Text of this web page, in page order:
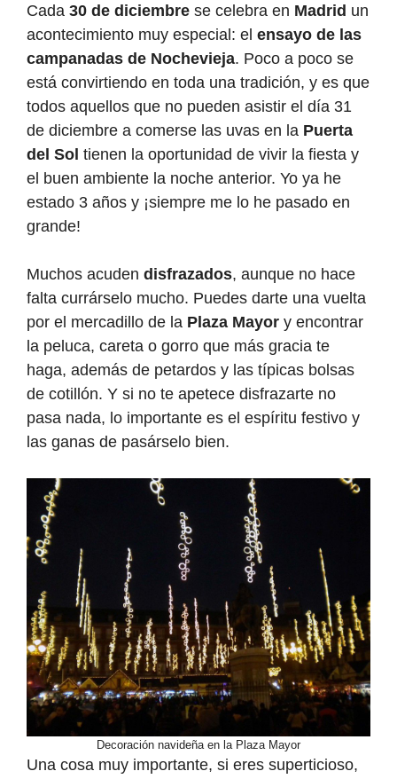
Cada 30 de diciembre se celebra en Madrid un
acontecimiento muy especial: el ensayo de las
campanadas de Nochevieja. Poco a poco se
está convirtiendo en toda una tradición, y es que
todos aquellos que no pueden asistir el día 31
de diciembre a comerse las uvas en la Puerta
del Sol tienen la oportunidad de vivir la fiesta y
el buen ambiente la noche anterior. Yo ya he
estado 3 años y ¡siempre me lo he pasado en
grande!
Muchos acuden disfrazados, aunque no hace
falta currárselo mucho. Puedes darte una vuelta
por el mercadillo de la Plaza Mayor y encontrar
la peluca, careta o gorro que más gracia te
haga, además de petardos y las típicas bolsas
de cotillón. Y si no te apetece disfrazarte no
pasa nada, lo importante es el espíritu festivo y
las ganas de pasárselo bien.
Decoración navideña en la Plaza Mayor
Una cosa muy importante, si eres superticioso,